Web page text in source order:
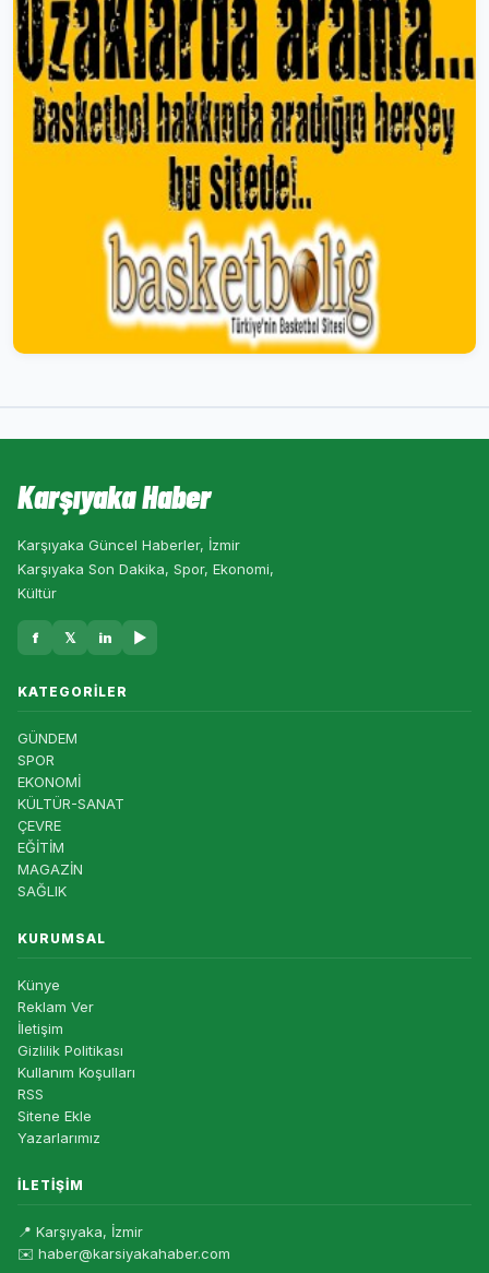
Karşıyaka Haber
Karşıyaka Güncel Haberler, İzmir
Karşıyaka Son Dakika, Spor, Ekonomi,
Kültür
f 𝕏 in ▶
KATEGORILER
GÜNDEM
SPOR
EKONOMİ
KÜLTÜR-SANAT
ÇEVRE
EĞİTİM
MAGAZİN
SAĞLIK
KURUMSAL
Künye
Reklam Ver
İletişim
Gizlilik Politikası
Kullanım Koşulları
RSS
Sitene Ekle
Yazarlarımız
İLETIŞIM
📍 Karşıyaka, İzmir
✉️ haber@karsiyakahaber.com